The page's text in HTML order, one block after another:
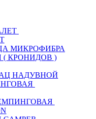
МИКРОФИБРА
КРОНИДОВ )
НАДУВНОЙ